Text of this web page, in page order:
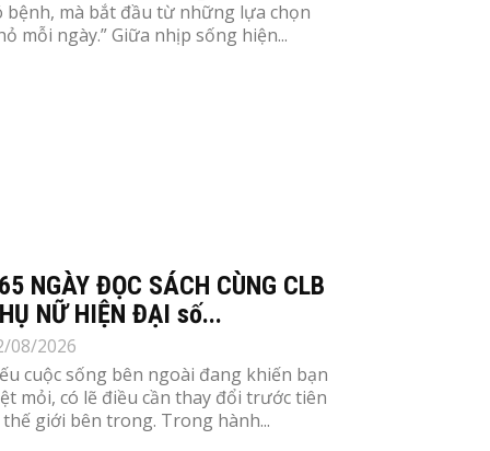
bệnh, mà bắt đầu từ những lựa chọn
mỗi ngày.” Giữa nhịp sống hiện...
NGÀY ĐỌC SÁCH CÙNG CLB
NỮ HIỆN ĐẠI số...
08/2026
cuộc sống bên ngoài đang khiến bạn
mỏi, có lẽ điều cần thay đổi trước tiên
thế giới bên trong. Trong hành...